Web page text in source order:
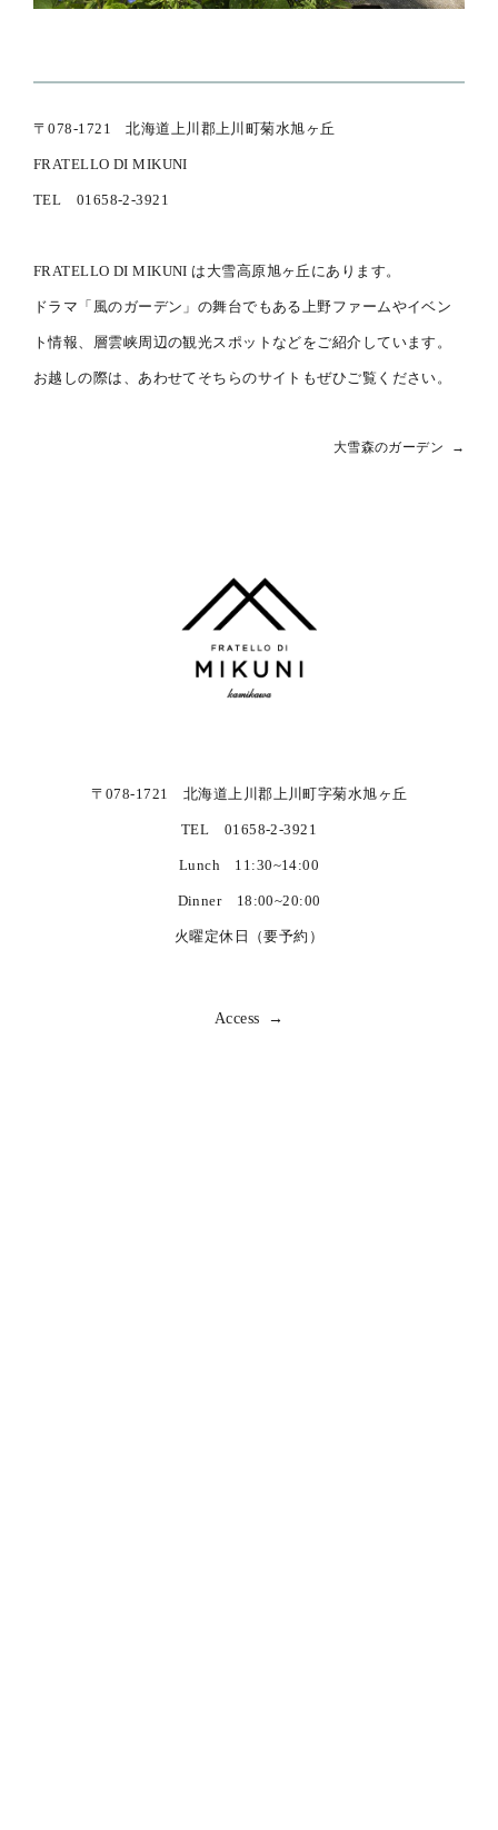
〒078-1721 北海道上川郡上川町菊水旭ヶ丘
FRATELLO DI MIKUNI
TEL 01658-2-3921
FRATELLO DI MIKUNI は大雪高原旭ヶ丘にあります。
ドラマ「風のガーデン」の舞台でもある上野ファームやイベン
ト情報、層雲峡周辺の観光スポットなどをご紹介しています。
お越しの際は、あわせてそちらのサイトもぜひご覧ください。
大雪森のガーデン →
〒078-1721 北海道上川郡上川町字菊水旭ヶ丘
TEL 01658-2-3921
Lunch 11:30~14:00
Dinner 18:00~20:00
火曜定休日（要予約）
Access →